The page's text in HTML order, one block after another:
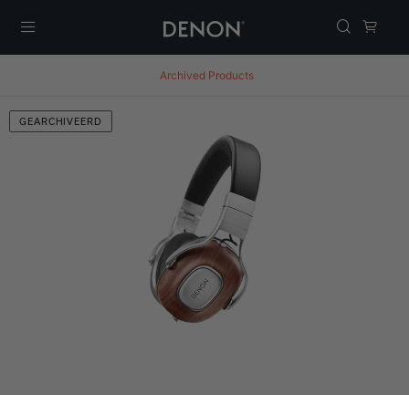
Archived Products
GEARCHIVEERD